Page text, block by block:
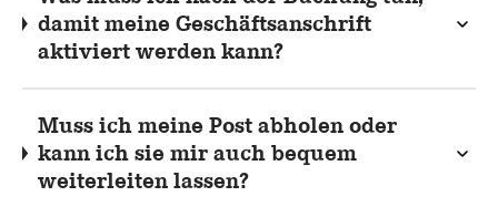
damit meine Geschäftsanschrift
aktiviert werden kann?
Muss ich meine Post abholen oder
kann ich sie mir auch bequem
weiterleiten lassen?